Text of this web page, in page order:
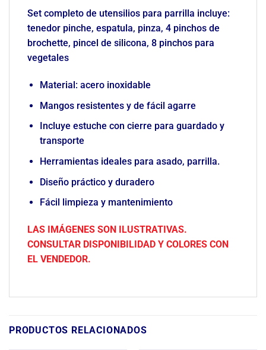
Set completo de utensilios para parrilla incluye:
tenedor pinche, espatula, pinza, 4 pinchos de
brochette, pincel de silicona, 8 pinchos para
vegetales
Material: acero inoxidable
Mangos resistentes y de fácil agarre
Incluye estuche con cierre para guardado y
transporte
Herramientas ideales para asado, parrilla.
Diseño práctico y duradero
Fácil limpieza y mantenimiento
LAS IMÁGENES SON ILUSTRATIVAS.
CONSULTAR DISPONIBILIDAD Y COLORES CON
EL VENDEDOR.
PRODUCTOS RELACIONADOS